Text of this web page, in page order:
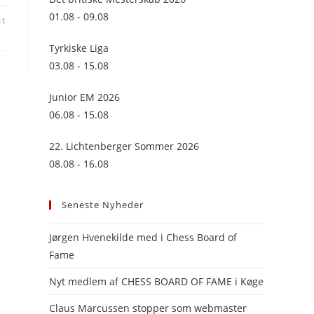
01.08 - 09.08
Tyrkiske Liga
03.08 - 15.08
Junior EM 2026
06.08 - 15.08
22. Lichtenberger Sommer 2026
08.08 - 16.08
Seneste Nyheder
Jørgen Hvenekilde med i Chess Board of
Fame
Nyt medlem af CHESS BOARD OF FAME i Køge
Claus Marcussen stopper som webmaster